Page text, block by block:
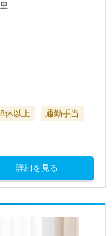
休以上
通勤手当
詳細を見る